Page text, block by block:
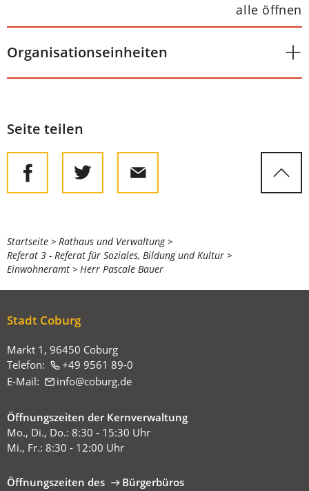
alle öffnen
Organisationseinheiten
Seite teilen
Sie
befinden
sich
Startseite
Rathaus und Verwaltung
Referat 3 - Referat für Soziales, Bildung und Kultur
Einwohneramt
Herr Pascale Bauer
Stadt Coburg
Markt 1, 96450 Coburg
Telefon:
+49 9561 89-0
E-Mail:
info coburg de
Öffnungszeiten der Kernverwaltung
Mo., Di., Do.: 8:30 - 15:30 Uhr
Mi., Fr.: 8:30 - 12:00 Uhr
Öffnungszeiten des
Bürgerbüros